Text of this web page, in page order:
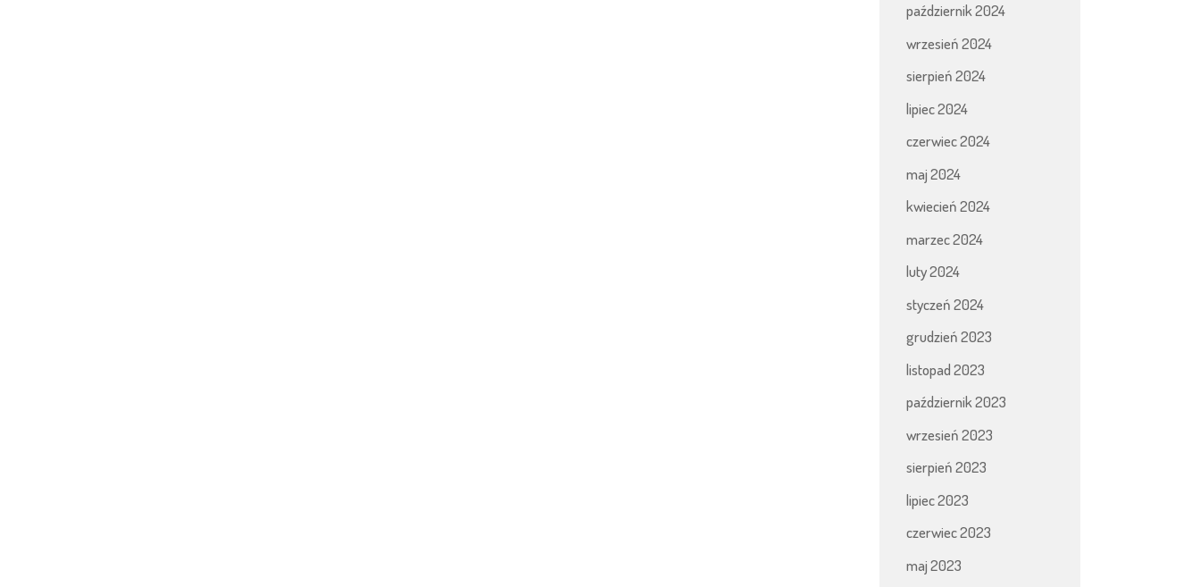
październik 2024
wrzesień 2024
sierpień 2024
lipiec 2024
czerwiec 2024
maj 2024
kwiecień 2024
marzec 2024
luty 2024
styczeń 2024
grudzień 2023
listopad 2023
październik 2023
wrzesień 2023
sierpień 2023
lipiec 2023
czerwiec 2023
maj 2023